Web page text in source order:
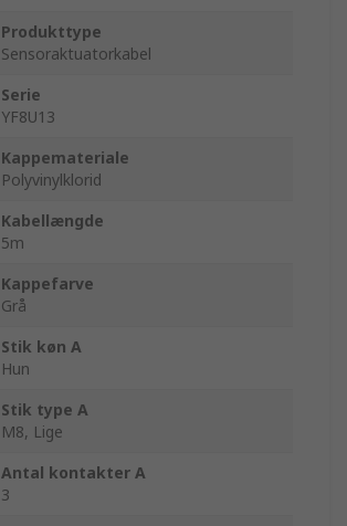
Produkttype
Sensoraktuatorkabel
Serie
YF8U13
Kappemateriale
Polyvinylklorid
Kabellængde
5m
Kappefarve
Grå
Stik køn A
Hun
Stik type A
M8, Lige
Antal kontakter A
3